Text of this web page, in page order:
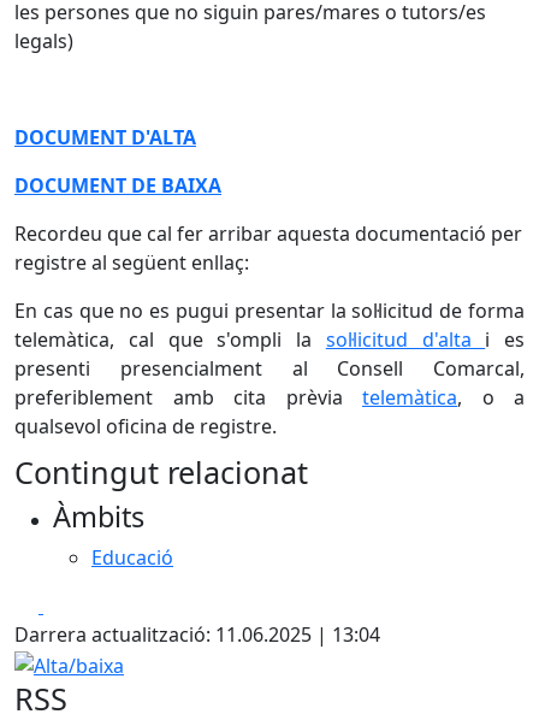
les persones que no siguin pares/mares o tutors/es
legals)
DOCUMENT D'ALTA
DOCUMENT DE BAIXA
Recordeu que cal fer arribar aquesta documentació per
registre al següent enllaç:
En cas que no es pugui presentar la sol·licitud de forma
telemàtica, cal que s'ompli la sol·licitud d'alta i es
presenti presencialment al Consell Comarcal,
preferiblement amb cita prèvia telemàtica, o a
qualsevol oficina de registre.
Contingut relacionat
Àmbits
Educació
Darrera actualització: 11.06.2025 | 13:04
Alta/baixa
RSS